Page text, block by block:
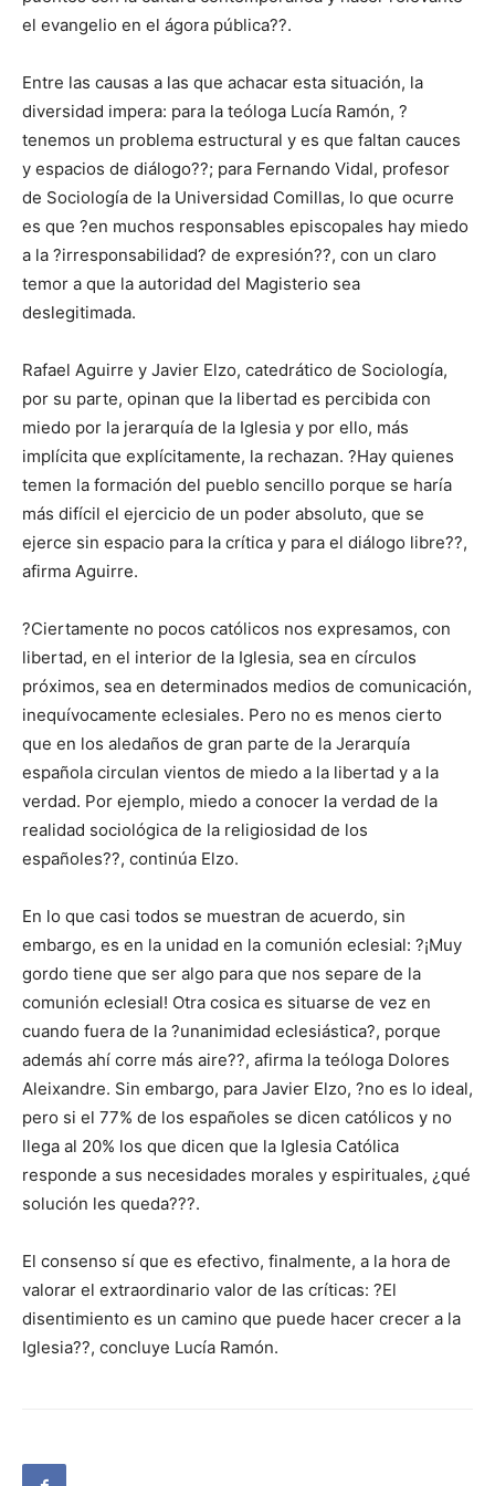
el evangelio en el ágora pública??.
Entre las causas a las que achacar esta situación, la
diversidad impera: para la teóloga Lucía Ramón, ?
tenemos un problema estructural y es que faltan cauces
y espacios de diálogo??; para Fernando Vidal, profesor
de Sociología de la Universidad Comillas, lo que ocurre
es que ?en muchos responsables episcopales hay miedo
a la ?irresponsabilidad? de expresión??, con un claro
temor a que la autoridad del Magisterio sea
deslegitimada.
Rafael Aguirre y Javier Elzo, catedrático de Sociología,
por su parte, opinan que la libertad es percibida con
miedo por la jerarquía de la Iglesia y por ello, más
implícita que explícitamente, la rechazan. ?Hay quienes
temen la formación del pueblo sencillo porque se haría
más difícil el ejercicio de un poder absoluto, que se
ejerce sin espacio para la crítica y para el diálogo libre??,
afirma Aguirre.
?Ciertamente no pocos católicos nos expresamos, con
libertad, en el interior de la Iglesia, sea en círculos
próximos, sea en determinados medios de comunicación,
inequívocamente eclesiales. Pero no es menos cierto
que en los aledaños de gran parte de la Jerarquía
española circulan vientos de miedo a la libertad y a la
verdad. Por ejemplo, miedo a conocer la verdad de la
realidad sociológica de la religiosidad de los
españoles??, continúa Elzo.
En lo que casi todos se muestran de acuerdo, sin
embargo, es en la unidad en la comunión eclesial: ?¡Muy
gordo tiene que ser algo para que nos separe de la
comunión eclesial! Otra cosica es situarse de vez en
cuando fuera de la ?unanimidad eclesiástica?, porque
además ahí corre más aire??, afirma la teóloga Dolores
Aleixandre. Sin embargo, para Javier Elzo, ?no es lo ideal,
pero si el 77% de los españoles se dicen católicos y no
llega al 20% los que dicen que la Iglesia Católica
responde a sus necesidades morales y espirituales, ¿qué
solución les queda???.
El consenso sí que es efectivo, finalmente, a la hora de
valorar el extraordinario valor de las críticas: ?El
disentimiento es un camino que puede hacer crecer a la
Iglesia??, concluye Lucía Ramón.